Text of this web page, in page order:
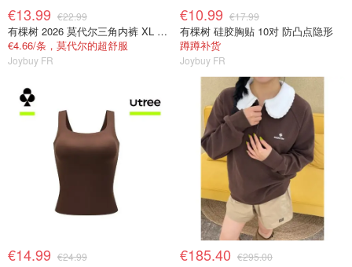
€13.99 €22.99
有棵树 2026 莫代尔三角内裤 XL 女士抗菌
€4.66/条，莫代尔的超舒服
Joybuy FR
€10.99 €17.99
有棵树 硅胶胸贴 10对 防凸点隐形
蹲蹲补货
Joybuy FR
€14.99 €24.99 €185.40 €295.00